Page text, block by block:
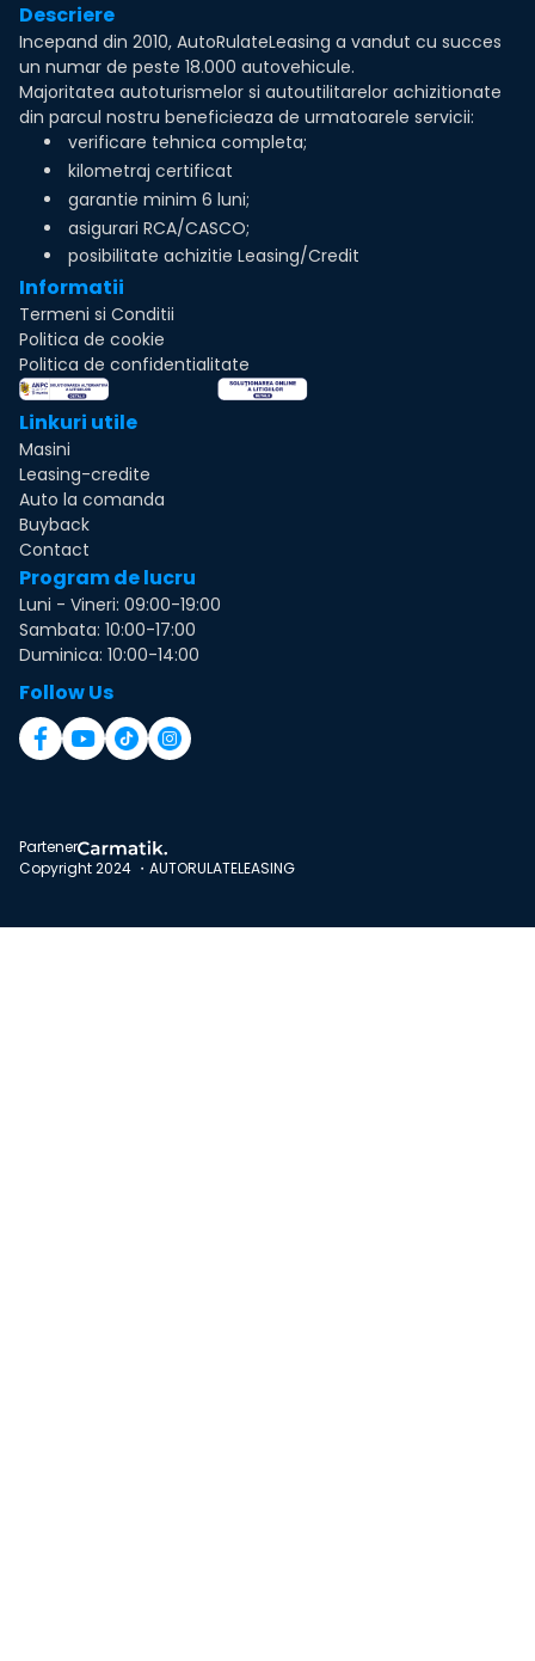
Descriere
Incepand din 2010, AutoRulateLeasing a vandut cu succes
un numar de peste 18.000 autovehicule.
Majoritatea autoturismelor si autoutilitarelor achizitionate
din parcul nostru beneficieaza de urmatoarele servicii:
verificare tehnica completa;
kilometraj certificat
garantie minim 6 luni;
asigurari RCA/CASCO;
posibilitate achizitie Leasing/Credit
Informatii
Termeni si Conditii
Politica de cookie
Politica de confidentialitate
Linkuri utile
Masini
Leasing-credite
Auto la comanda
Buyback
Contact
Program de lucru
Luni - Vineri: 09:00-19:00
Sambata: 10:00-17:00
Duminica: 10:00-14:00
Follow Us
Partener
Copyright 2024 ・AUTORULATELEASING